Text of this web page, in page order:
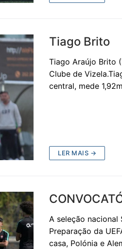
Tiago Brito
Tiago Araújo Brito
Clube de
central, mede
LER MAIS →
A seleção nacional
Preparação da
casa, Polónia e